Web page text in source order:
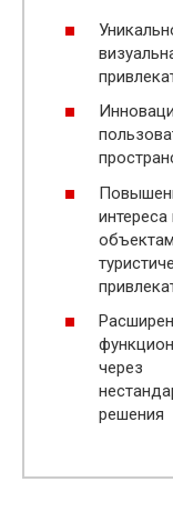
интереса
через
решения